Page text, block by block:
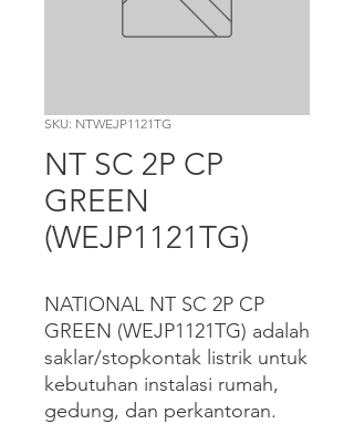
SKU: NTWEJP1121TG
NT SC 2P CP
GREEN
(WEJP1121TG)
NATIONAL NT SC 2P CP
GREEN (WEJP1121TG) adalah
saklar/stopkontak listrik untuk
kebutuhan instalasi rumah,
gedung, dan perkantoran.